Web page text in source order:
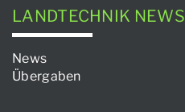
LANDTECHNIK NEWS
News
Übergaben